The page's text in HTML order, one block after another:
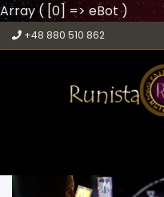
Array ( [0] => eBot )
+48 880 510 862